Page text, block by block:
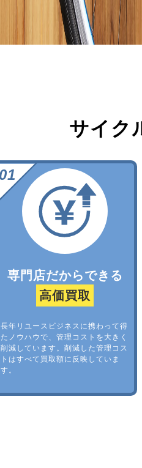
サイク
専門店だからできる
高価買取
長年リユースビジネスに携わって得
たノウハウで、管理コストを大きく
削減しています。削減した管理コス
トはすべて買取額に反映していま
す。